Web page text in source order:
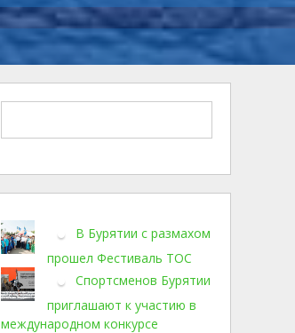
В Бурятии с размахом
прошел Фестиваль ТОС
Спортсменов Бурятии
приглашают к участию в
международном конкурсе